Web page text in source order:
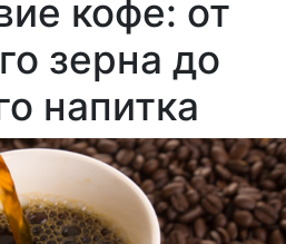
кофе: от
зерна до
напитка